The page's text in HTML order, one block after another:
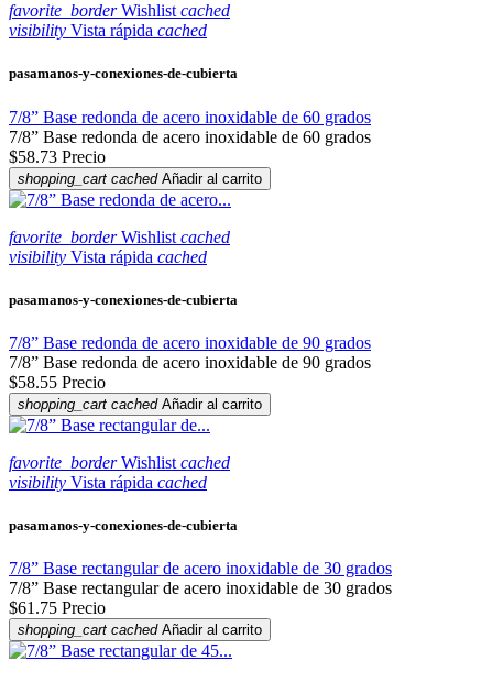
favorite_border Wishlist cached
visibility Vista rápida cached
pasamanos-y-conexiones-de-cubierta
7/8” Base redonda de acero inoxidable de 60 grados
7/8” Base redonda de acero inoxidable de 60 grados
$58.73 Precio
shopping_cart cached Añadir al carrito
favorite_border Wishlist cached
visibility Vista rápida cached
pasamanos-y-conexiones-de-cubierta
7/8” Base redonda de acero inoxidable de 90 grados
7/8” Base redonda de acero inoxidable de 90 grados
$58.55 Precio
shopping_cart cached Añadir al carrito
favorite_border Wishlist cached
visibility Vista rápida cached
pasamanos-y-conexiones-de-cubierta
7/8” Base rectangular de acero inoxidable de 30 grados
7/8” Base rectangular de acero inoxidable de 30 grados
$61.75 Precio
shopping_cart cached Añadir al carrito